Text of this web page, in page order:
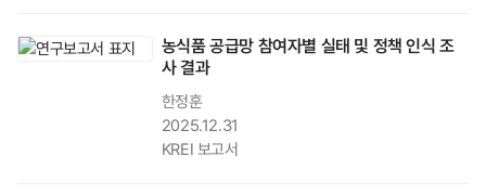
농식품 공급망 참여자별 실태 및 정책 인식 조
사 결과
한정훈
2025.12.31
KREI 보고서